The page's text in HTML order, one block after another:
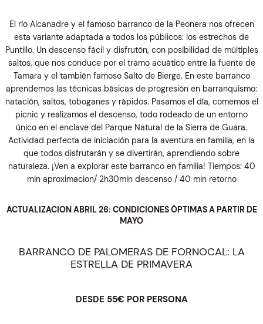
El río Alcanadre y el famoso barranco de la Peonera nos ofrecen
esta variante adaptada a todos los públicos: los estrechos de
Puntillo. Un descenso fácil y disfrutón, con posibilidad de múltiples
saltos, que nos conduce por el tramo acuático entre la fuente de
Tamara y el también famoso Salto de Bierge. En este barranco
aprendemos las técnicas básicas de progresión en barranquismo:
natación, saltos, toboganes y rápidos. Pasamos el día, comemos el
picnic y realizamos el descenso, todo rodeado de un entorno
único en el enclave del Parque Natural de la Sierra de Guara.
Actividad perfecta de iniciación para la aventura en familia, en la
que todos disfrutarán y se divertirán, aprendiendo sobre
naturaleza. ¡Ven a explorar este barranco en familia! Tiempos: 40
min aproximacion/ 2h30min descenso / 40 min retorno
ACTUALIZACION ABRIL 26: CONDICIONES ÓPTIMAS A PARTIR DE
MAYO
BARRANCO DE PALOMERAS DE FORNOCAL: LA
ESTRELLA DE PRIMAVERA
DESDE 55€ POR PERSONA